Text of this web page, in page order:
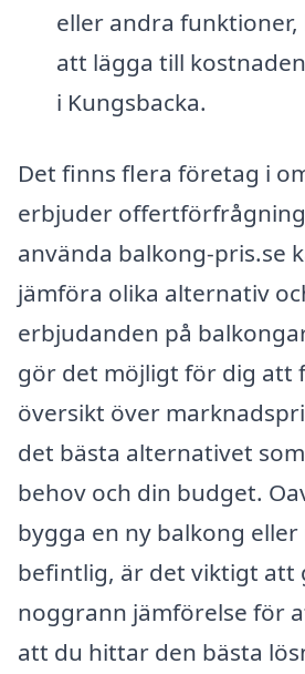
eller andra
att lägga till
i Kungsbacka.
Det finns flera företag i
erbjuder
använda balkong-pris.se
jämföra olika alternativ
erbjudanden på
gör det möjligt för dig att
översikt över
det bästa alternativet
behov och din budget.
bygga en ny balkong
befintlig, är det viktigt att
noggrann jämförelse för
att du hittar den bästa